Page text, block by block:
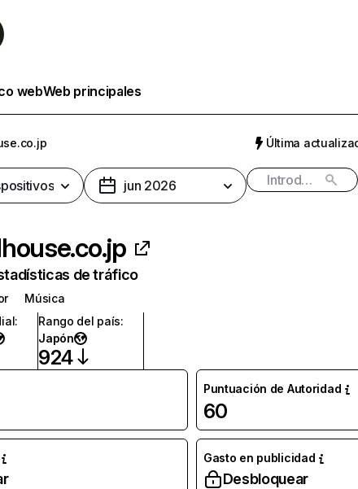
webWeb principales
Última
jun 2026
de tráfico
Música
:
Rango del país:
Japón
924
Puntuación de Autoridad
60
Gasto en publicidad
Desbloquear